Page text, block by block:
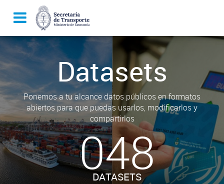
Datasets
Ponemos a tu alcance datos públicos en formatos
abiertos para que puedas usarlos, modificarlos y
compartirlos
048
DATASETS